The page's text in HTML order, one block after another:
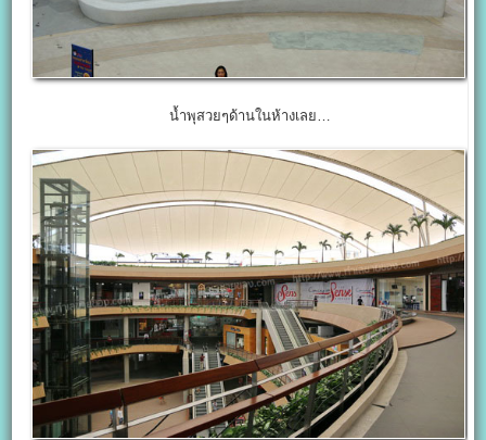
น้ำพุสวยๆด้านในห้างเลย…